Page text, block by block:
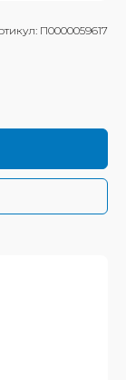
П0000059617